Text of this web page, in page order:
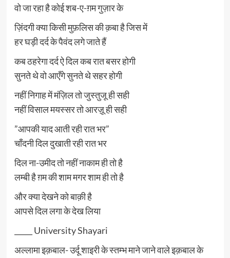
वो जा रहा है कोई शब-ए-ग़म गुज़ार के
ज़िंदगी क्या किसी मुफ़लिस की क़बा है जिस में
हर घड़ी दर्द के पैवंद लगे जाते हैं
कब ठहरेगा दर्द ऐ दिल कब रात बसर होगी
सुनते थे वो आएँगे सुनते थे सहर होगी
नहीं निगाह में मंज़िल तो जुस्तुजू ही सही
नहीं विसाल मयस्सर तो आरज़ू ही सही
”आपकी याद आती रही रात भर”
चाँदनी दिल दुखाती रही रात भर
दिल ना-उमीद तो नहीं नाकाम ही तो है
लम्बी है ग़म की शाम मगर शाम ही तो है
और क्या देखने को बाक़ी है
आपसे दिल लगा के देख लिया
_____ University Shayari
अल्लामा इक़बाल- उर्दू शाइरी के स्तम्भ माने जाने वाले इक़बाल के